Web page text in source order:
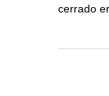
cerrado